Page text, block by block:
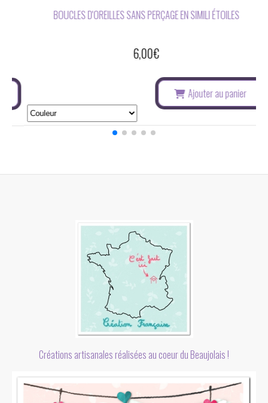
BOUCLES D'OREILLES SANS PERÇAGE FEUILLE CORAIL OU
TURQUOISE
12,00€
Ajouter au panier
Créations artisanales réalisées au coeur du Beaujolais !